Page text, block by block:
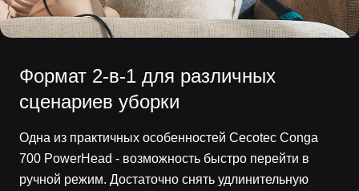
Формат 2-в-1 для различных
сценариев уборки
Одна из практичных особенностей Cecotec Conga
700 PowerHead - возможность быстро перейти в
ручной режим. Достаточно снять удлинительную